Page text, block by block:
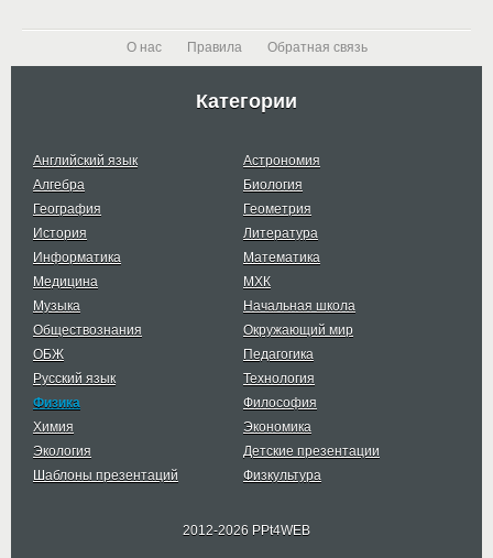
О нас Правила Обратная связь
Категории
Английский язык
Астрономия
Алгебра
Биология
География
Геометрия
История
Литература
Информатика
Математика
Медицина
МХК
Музыка
Начальная школа
Обществознания
Окружающий мир
ОБЖ
Педагогика
Русский язык
Технология
Физика
Философия
Химия
Экономика
Экология
Детские презентации
Шаблоны презентаций
Физкультура
2012-2026 PPt4WEB